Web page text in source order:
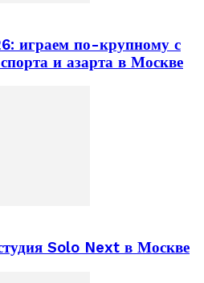
играем по-крупному с
и азарта в Москве
Solo Next в Москве